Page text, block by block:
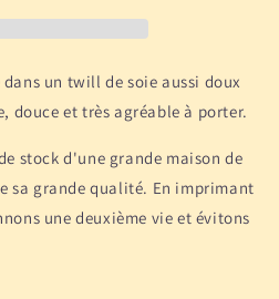
un twill de soie aussi doux
douce et très agréable à porter.
stock d'une grande maison de
sa grande qualité. En imprimant
une deuxième vie et évitons